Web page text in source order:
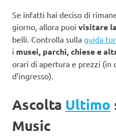
Se infatti hai deciso di
giorno, allora puoi visitare
belli. Controlla sulla guida
i musei, parchi, chiese e
orari di apertura e prezzi (in
d’ingresso).
Ascolta Ultimo
Music